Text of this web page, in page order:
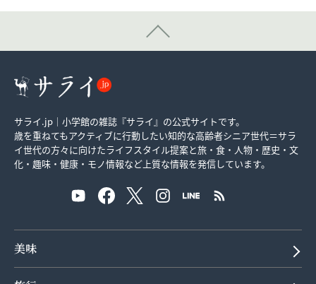
サライ.jp｜小学館の雑誌『サライ』の公式サイトです。
歳を重ねてもアクティブに行動したい知的な高齢者シニア世代＝サラ
イ世代の方々に向けたライフスタイル提案と旅・食・人物・歴史・文
化・趣味・健康・モノ情報など上質な情報を発信しています。
美味